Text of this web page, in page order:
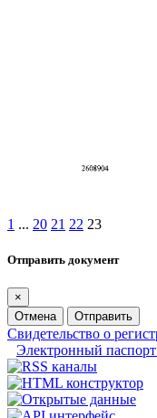
1 ... 20 21 22 23
Отправить документ
×
Отмена
Отправить
Свидетельство о
Электронный